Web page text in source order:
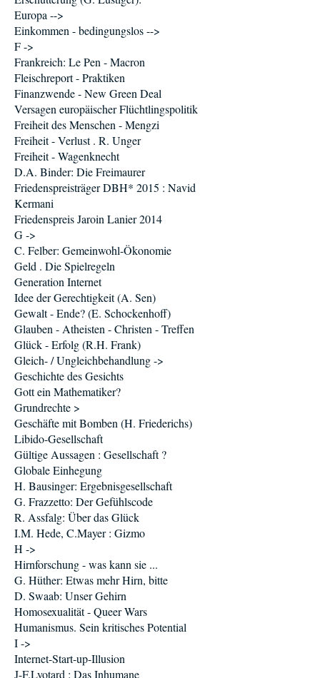
Europa -->
Einkommen - bedingungslos -->
F ->
Frankreich: Le Pen - Macron
Fleischreport - Praktiken
Finanzwende - New Green Deal
Versagen europäischer Flüchtlingspolitik
Freiheit des Menschen - Mengzi
Freiheit - Verlust . R. Unger
Freiheit - Wagenknecht
D.A. Binder: Die Freimaurer
Friedenspreisträger DBH* 2015 : Navid
Kermani
Friedenspreis Jaroin Lanier 2014
G ->
C. Felber: Gemeinwohl-Ökonomie
Geld . Die Spielregeln
Generation Internet
Idee der Gerechtigkeit (A. Sen)
Gewalt - Ende? (E. Schockenhoff)
Glauben - Atheisten - Christen - Treffen
Glück - Erfolg (R.H. Frank)
Gleich- / Ungleichbehandlung ->
Geschichte des Gesichts
Gott ein Mathematiker?
Grundrechte >
Geschäfte mit Bomben (H. Friederichs)
Libido-Gesellschaft
Gültige Aussagen : Gesellschaft ?
Globale Einhegung
H. Bausinger: Ergebnisgesellschaft
G. Frazzetto: Der Gefühlscode
R. Assfalg: Über das Glück
I.M. Hede, C.Mayer : Gizmo
H ->
Hirnforschung - was kann sie ...
G. Hüther: Etwas mehr Hirn, bitte
D. Swaab: Unser Gehirn
Homosexualität - Queer Wars
Humanismus. Sein kritisches Potential
I ->
Internet-Start-up-Illusion
J-F.Lyotard : Das Inhumane